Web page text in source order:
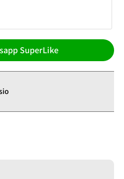
SuperLike